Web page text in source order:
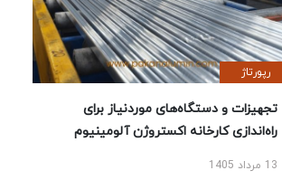
رپورتاژ
تجهیزات و دستگاه‌های موردنیاز برای
راه‌اندازی کارخانه اکستروژن آلومینیوم
13 مرداد 1405